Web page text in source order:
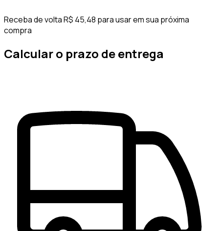
Receba de volta R$ 45,48 para usar em sua próxima
compra
Calcular o prazo de entrega